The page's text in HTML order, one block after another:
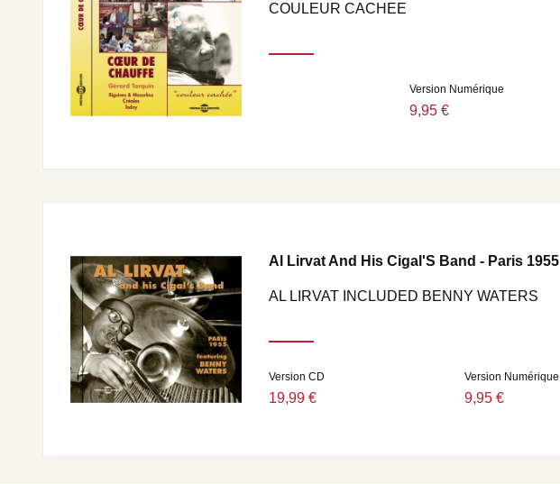
COULEUR CACHEE
Version Numérique
9,95 €
Al Lirvat And His Cigal'S Band - Paris 1955
AL LIRVAT INCLUDED BENNY WATERS
Version CD
19,99 €
Version Numérique
9,95 €